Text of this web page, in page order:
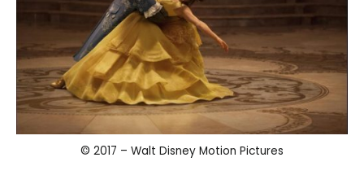
© 2017 – Walt Disney Motion Pictures